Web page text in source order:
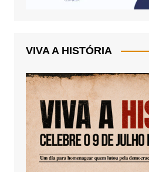
VIVA A HISTÓRIA